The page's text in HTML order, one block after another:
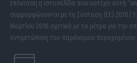
επέκταση η ιστοσελίδα που κατέχει αυτή
συμμορφώνονται με τη Σύσταση (ΕΕ) 2018/
Μαρτίου 2018 σχετικά με τα μέτρα για την
αντιμετώπιση του παράνομου